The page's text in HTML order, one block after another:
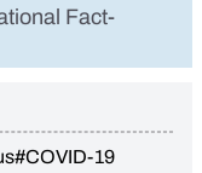
Fact-
#COVID-19